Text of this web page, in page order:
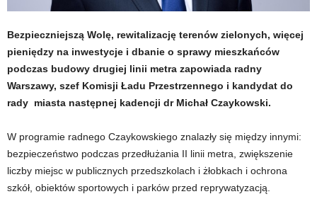
Bezpieczniejszą Wolę, rewitalizację terenów zielonych, więcej
pieniędzy na inwestycje i dbanie o sprawy mieszkańców
podczas budowy drugiej linii metra zapowiada radny
Warszawy, szef Komisji Ładu Przestrzennego i kandydat do
rady miasta następnej kadencji dr Michał Czaykowski.
W programie radnego Czaykowskiego znalazły się między innymi:
bezpieczeństwo podczas przedłużania II linii metra, zwiększenie
liczby miejsc w publicznych przedszkolach i żłobkach i ochrona
szkół, obiektów sportowych i parków przed reprywatyzacją.